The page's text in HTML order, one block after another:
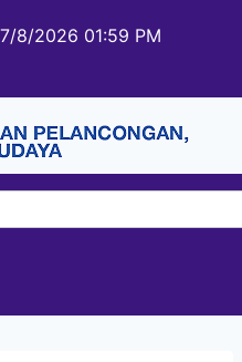
7/8/2026 01:59 PM